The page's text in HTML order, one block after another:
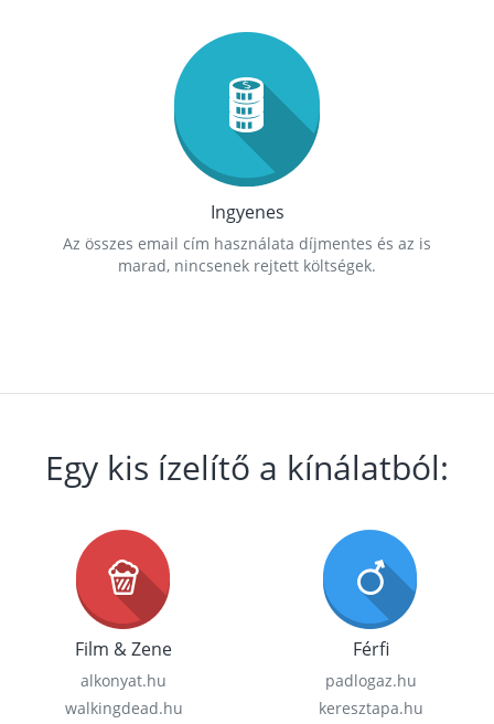
Ingyenes
Az összes email cím használata díjmentes és az is
marad, nincsenek rejtett költségek.
Egy kis ízelítő a kínálatból:
Film & Zene
alkonyat.hu
walkingdead.hu
Férfi
padlogaz.hu
keresztapa.hu